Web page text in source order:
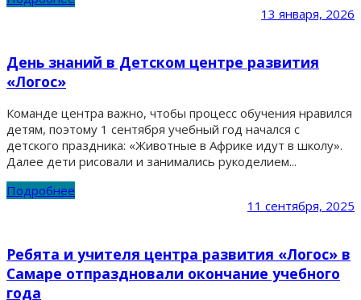
13 января, 2026
День знаний в Детском центре развития
«Логос»
Команде центра важно, чтобы процесс обучения нравился
детям, поэтому 1 сентября учебный год начался с
детского праздника: «Животные в Африке идут в школу».
Далее дети рисовали и занимались рукоделием...
Подробнее
11 сентября, 2025
Ребята и учителя центра развития «Логос» в
Самаре отпраздновали окончание учебного
года